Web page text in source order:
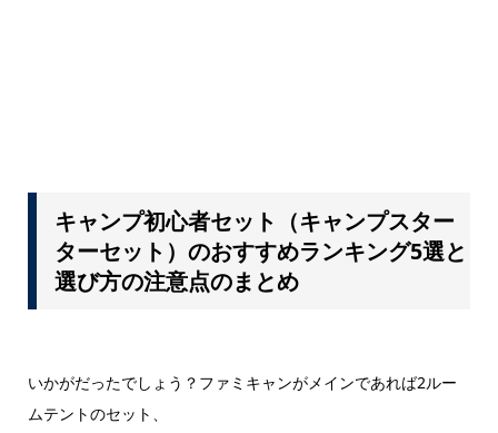
キャンプ初心者セット（キャンプスター
ターセット）のおすすめランキング5選と
選び方の注意点のまとめ
いかがだったでしょう？ ファミキャンがメインであれば2ルー
ムテントのセット、